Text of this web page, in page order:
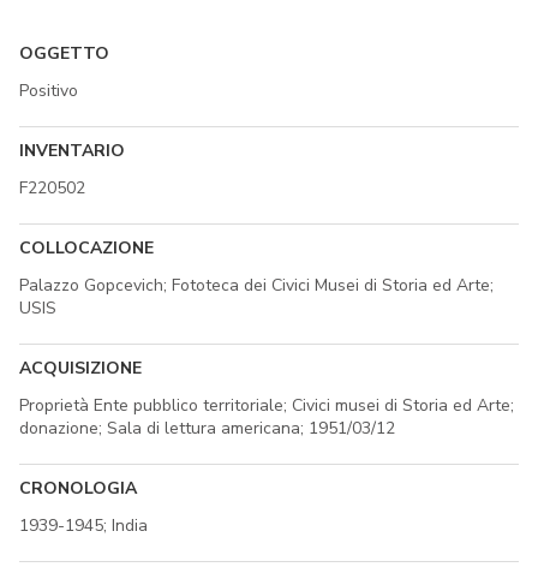
OGGETTO
Positivo
INVENTARIO
F220502
COLLOCAZIONE
Palazzo Gopcevich; Fototeca dei Civici Musei di Storia ed Arte;
USIS
ACQUISIZIONE
Proprietà Ente pubblico territoriale; Civici musei di Storia ed Arte;
donazione; Sala di lettura americana; 1951/03/12
CRONOLOGIA
1939-1945; India